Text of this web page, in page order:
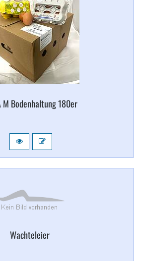
M Bodenhaltung 180er
Wachteleier